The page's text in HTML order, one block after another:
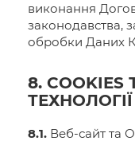
виконання
законодавства,
обробки Даних
8. COOKIES
ТЕХНОЛОГІЇ
8.1. Веб-сайт та